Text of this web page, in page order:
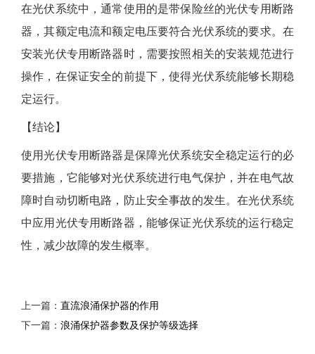
在光伏系统中，通常使用的是带保险丝的光伏专用断路
器，其额定电流和额定电压要符合光伏系统的要求。在
安装光伏专用断路器时，需要按照相关的安装规范进行
操作，在保证安全的前提下，使得光伏系统能够长期稳
定运行。
【结论】
使用光伏专用断路器是保障光伏系统安全稳定运行的必
要措施，它能够对光伏系统进行电气保护，并在电气故
障时自动切断电路，防止安全事故的发生。在光伏系统
中应用光伏专用断路器，能够保证光伏系统的运行稳定
性，减少故障的发生概率。
上一篇： 直流浪涌保护器的作用
下一篇： 浪涌保护器参数及保护等级选择